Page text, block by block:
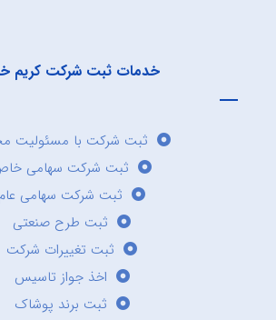
خدمات ثبت شرکت کریم
ثبت شرکت با مسئولیت
ثبت شرکت سهامی
ثبت شرکت سهامی عام
ثبت طرح صنعتی
ثبت تغییرات شرکت
اخذ جواز تاسیس
ثبت برند پوشاک